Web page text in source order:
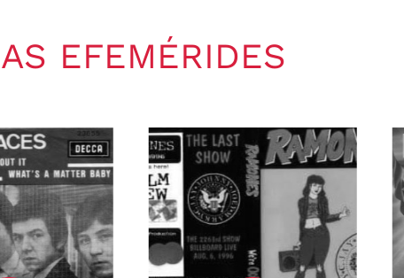
EFEMÉRIDES